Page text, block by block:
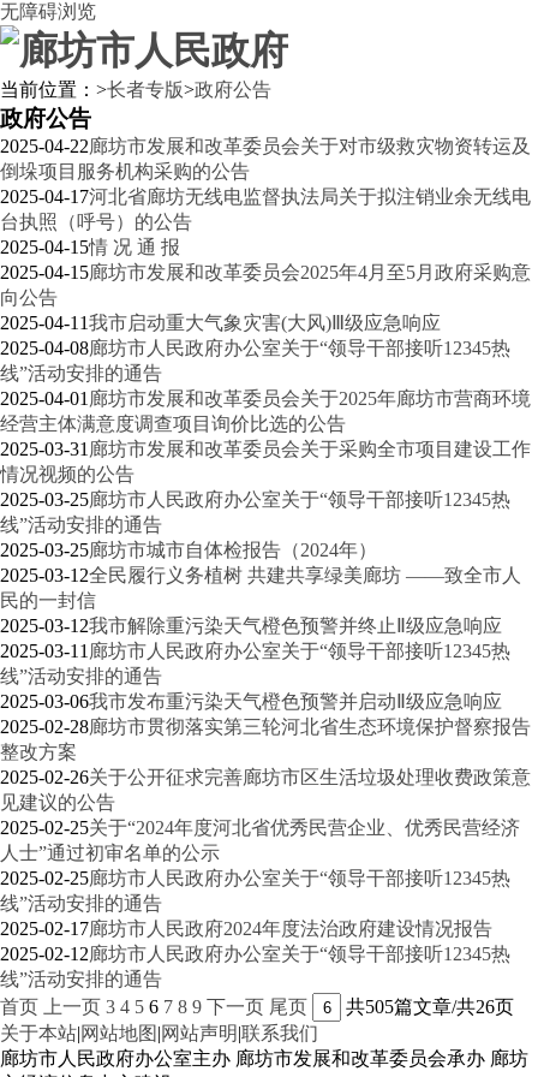
无障碍浏览
当前位置： >长者专版>政府公告
政府公告
2025-04-22廊坊市发展和改革委员会关于对市级救灾物资转运及
倒垛项目服务机构采购的公告
2025-04-17河北省廊坊无线电监督执法局关于拟注销业余无线电
台执照（呼号）的公告
2025-04-15情 况 通 报
2025-04-15廊坊市发展和改革委员会2025年4月至5月政府采购意
向公告
2025-04-11我市启动重大气象灾害(大风)Ⅲ级应急响应
2025-04-08廊坊市人民政府办公室关于“领导干部接听12345热
线”活动安排的通告
2025-04-01 廊坊市发展和改革委员会关于2025年廊坊市营商环境
经营主体满意度调查项目询价比选的公告
2025-03-31 廊坊市发展和改革委员会关于采购全市项目建设工作
情况视频的公告
2025-03-25廊坊市人民政府办公室关于“领导干部接听12345热
线”活动安排的通告
2025-03-25廊坊市城市自体检报告（2024年）
2025-03-12全民履行义务植树 共建共享绿美廊坊 ——致全市人
民的一封信
2025-03-12我市解除重污染天气橙色预警并终止Ⅱ级应急响应
2025-03-11 廊坊市人民政府办公室关于“领导干部接听12345热
线”活动安排的通告
2025-03-06我市发布重污染天气橙色预警并启动Ⅱ级应急响应
2025-02-28廊坊市贯彻落实第三轮河北省生态环境保护督察报告
整改方案
2025-02-26关于公开征求完善廊坊市区生活垃圾处理收费政策意
见建议的公告
2025-02-25关于“2024年度河北省优秀民营企业、优秀民营经济
人士”通过初审名单的公示
2025-02-25廊坊市人民政府办公室关于“领导干部接听12345热
线”活动安排的通告
2025-02-17廊坊市人民政府2024年度法治政府建设情况报告
2025-02-12廊坊市人民政府办公室关于“领导干部接听12345热
线”活动安排的通告
首页
上一页 3 4 5 6 7 8 9 下一页 尾页
共505篇文章/共26页
关于本站|网站地图 |网站声明|联系我们
廊坊市人民政府办公室主办 廊坊市发展和改革委员会承办 廊坊